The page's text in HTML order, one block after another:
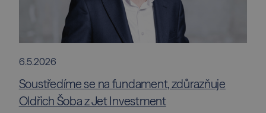
6.5.2026
Soustředíme se na fundament, zdůrazňuje
Oldřich Šoba z Jet Investment